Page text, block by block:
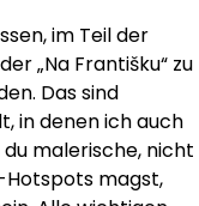
im Teil der
„Na Františku“ zu
Das sind
in denen ich auch
malerische, nicht
magst,